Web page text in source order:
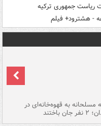
ریاست جمهوری ترکیه
- هشترود+ فیلم
مسلحانه به قهوه‌خانه‌ای در
باختند